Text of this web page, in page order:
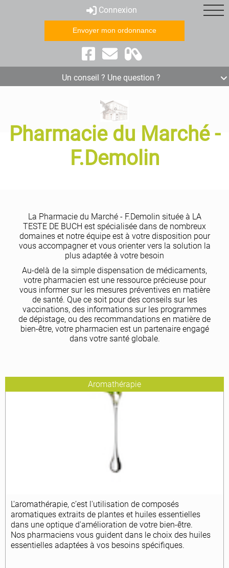
Connexion
Envoyer mon ordonnance
Un conseil ? Une question ?
Pharmacie du Marché -
F.Demolin
Click &
Matériel
médical
La Pharmacie du Marché - F.Demolin située à LA
TESTE DE BUCH est spécialisée dans de nombreux
domaines et notre équipe est à votre disposition pour
vous accompagner et vous orienter vers la solution la
plus adaptée à votre besoin
Au-delà de la simple dispensation de médicaments,
votre pharmacien est une ressource précieuse pour
vous informer sur les mesures préventives en matière
de santé. Que ce soit pour des conseils sur les
vaccinations, des informations sur les programmes
de dépistage, ou des recommandations en matière de
bien-être, votre pharmacien est un partenaire engagé
dans votre santé globale.
Aromathérapie
L'aromathérapie, c’est l'utilisation de composés
aromatiques extraits de plantes et huiles essentielles
dans une optique d'amélioration de votre bien-être.
Nos pharmaciens vous guident dans le choix des huiles
essentielles adaptées à vos besoins spécifiques.